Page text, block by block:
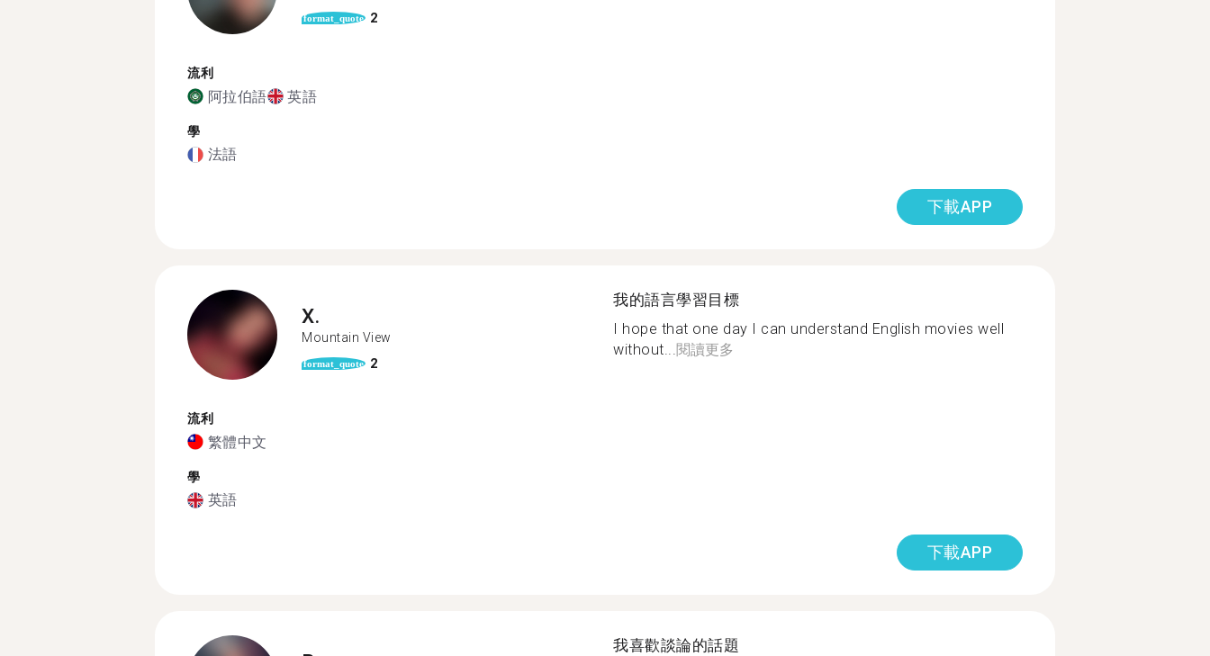
format_quote 2
流利
阿拉伯語 英語
學
法語
下載APP
X.
Mountain View
format_quote 2
流利
繁體中文
學
英語
我的語言學習目標
I hope that one day I can understand English movies well
without...閱讀更多
下載APP
我喜歡談論的話題